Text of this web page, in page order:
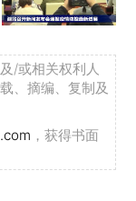
/或相关权利人
、摘编、复制及
，获得书面